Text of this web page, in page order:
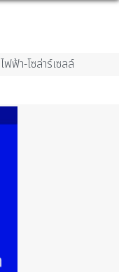
ไฟฟ้า-โซล่าร์เซลล์